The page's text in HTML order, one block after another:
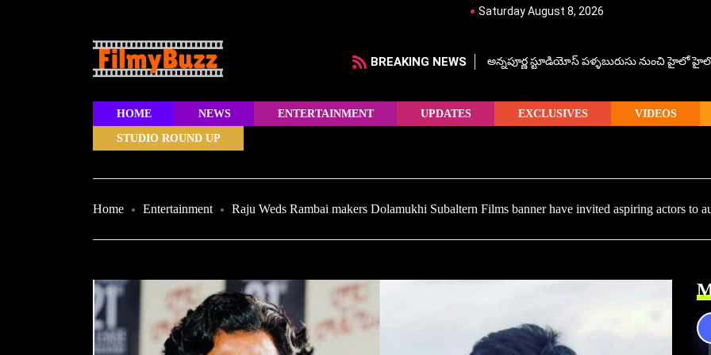
Saturday August 8, 2026
BREAKING NEWS అన్నపూర్ణ స్టూడియోస్ పళ్ళబురుసు నుంచి హైలో
HOME NEWS ENTERTAINMENT UPDATES EXCLUSIVES VIDEOS
STUDIO ROUND UP
Home Entertainment Raju Weds Rambai makers Dolamukhi Subaltern Films banner have invited aspiring actors to